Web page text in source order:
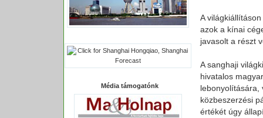
Média támogatónk
A
azok a kínai
javasolt a részt
A sanghaji
hivatalos
lebonyolítására,
közbeszerzési
értékét úgy